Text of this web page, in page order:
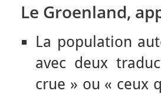
Le Groenland,
La population
avec deux
crue » ou « ceux